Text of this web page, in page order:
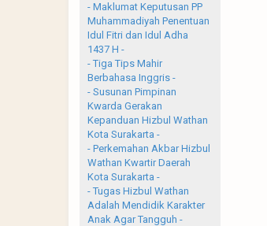
- Maklumat Keputusan PP
Muhammadiyah Penentuan
Idul Fitri dan Idul Adha
1437 H -
- Tiga Tips Mahir
Berbahasa Inggris -
- Susunan Pimpinan
Kwarda Gerakan
Kepanduan Hizbul Wathan
Kota Surakarta -
- Perkemahan Akbar Hizbul
Wathan Kwartir Daerah
Kota Surakarta -
- Tugas Hizbul Wathan
Adalah Mendidik Karakter
Anak Agar Tangguh -